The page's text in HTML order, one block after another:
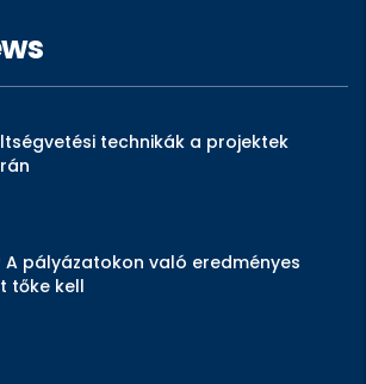
technikák a projektek
A pályázatokon való eredményes
tőke kell